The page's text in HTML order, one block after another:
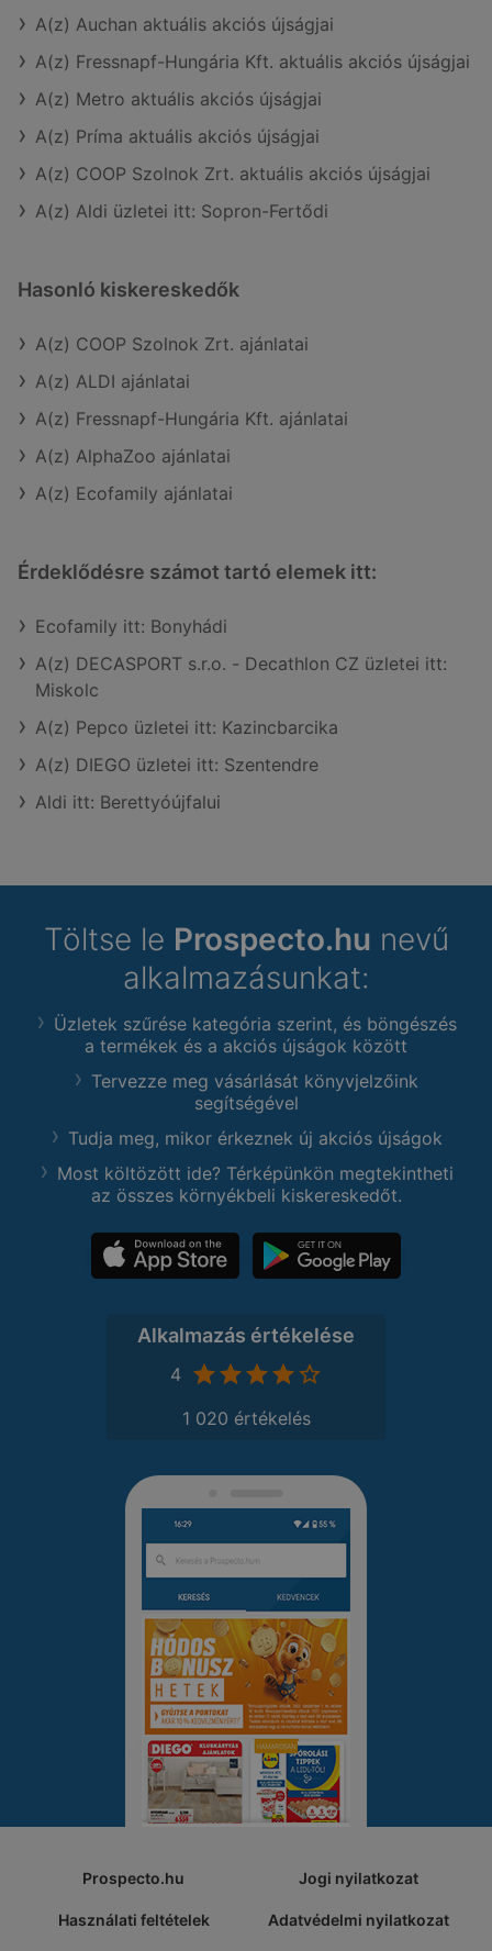
A(z) Auchan aktuális akciós újságjai
A(z) Fressnapf-Hungária Kft. aktuális akciós újságjai
A(z) Metro aktuális akciós újságjai
A(z) Príma aktuális akciós újságjai
A(z) COOP Szolnok Zrt. aktuális akciós újságjai
A(z) Aldi üzletei itt: Sopron-Fertődi
Hasonló kiskereskedők
A(z) COOP Szolnok Zrt. ajánlatai
A(z) ALDI ajánlatai
A(z) Fressnapf-Hungária Kft. ajánlatai
A(z) AlphaZoo ajánlatai
A(z) Ecofamily ajánlatai
Érdeklődésre számot tartó elemek itt:
Ecofamily itt: Bonyhádi
A(z) DECASPORT s.r.o. - Decathlon CZ üzletei itt:
Miskolc
A(z) Pepco üzletei itt: Kazincbarcika
A(z) DIEGO üzletei itt: Szentendre
Aldi itt: Berettyóújfalui
Töltse le Prospecto.hu nevű
alkalmazásunkat:
Üzletek szűrése kategória szerint, és böngészés
a termékek és a akciós újságok között
Tervezze meg vásárlását könyvjelzőink
segítségével
Tudja meg, mikor érkeznek új akciós újságok
Most költözött ide? Térképünkön megtekintheti
az összes környékbeli kiskereskedőt.
Alkalmazás értékelése
4
1 020 értékelés
Prospecto.hu Jogi nyilatkozat
Használati feltételek Adatvédelmi nyilatkozat